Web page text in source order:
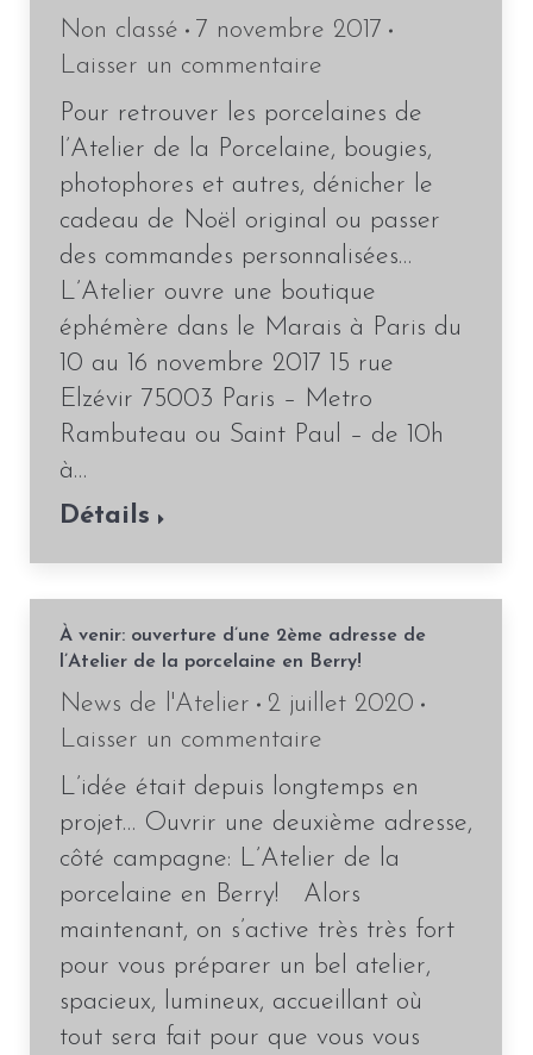
Non classé
7 novembre 2017
Laisser un commentaire
Pour retrouver les porcelaines de
l’Atelier de la Porcelaine, bougies,
photophores et autres, dénicher le
cadeau de Noël original ou passer
des commandes personnalisées…
L’Atelier ouvre une boutique
éphémère dans le Marais à Paris du
10 au 16 novembre 2017 15 rue
Elzévir 75003 Paris – Metro
Rambuteau ou Saint Paul – de 10h
à…
Détails
À venir: ouverture d’une 2ème adresse de
l’Atelier de la porcelaine en Berry!
News de l'Atelier
2 juillet 2020
Laisser un commentaire
L’idée était depuis longtemps en
projet… Ouvrir une deuxième adresse,
côté campagne: L’Atelier de la
porcelaine en Berry! Alors
maintenant, on s’active très très fort
pour vous préparer un bel atelier,
spacieux, lumineux, accueillant où
tout sera fait pour que vous vous